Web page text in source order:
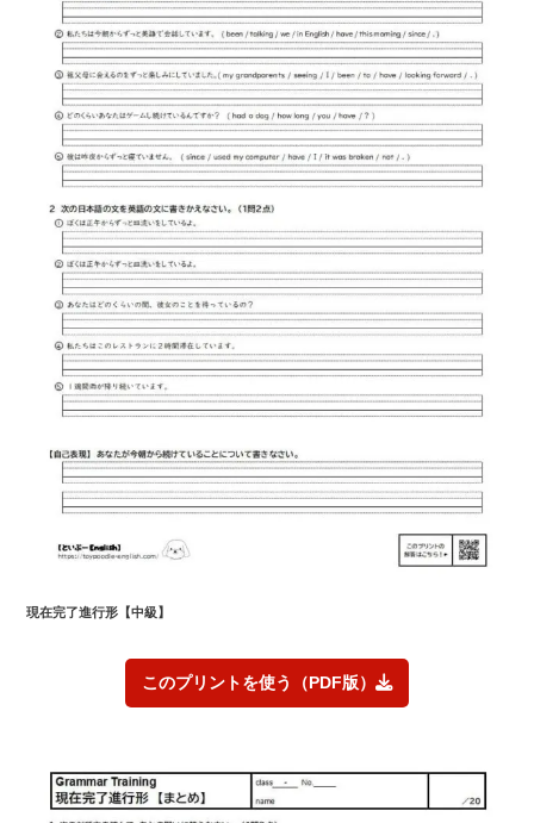
現在完了進行形 【中級】
このプリントを使う（PDF版）